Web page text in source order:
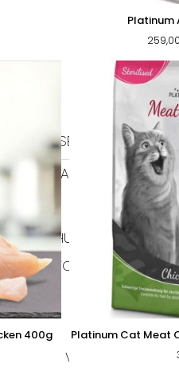
LÄDER HALSBAND
TEXTIL
BAJSPÅSAR &
HUNDFODER
TORRFODER
VÅRA
Platinum
259,00
400g Platinum Cat Meat